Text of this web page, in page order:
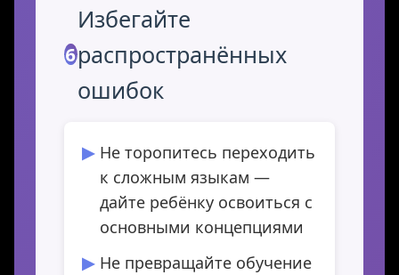
6
Избегайте
распространённых
ошибок
Не торопитесь переходить
к сложным языкам —
дайте ребёнку освоиться с
основными концепциями
Не превращайте обучение